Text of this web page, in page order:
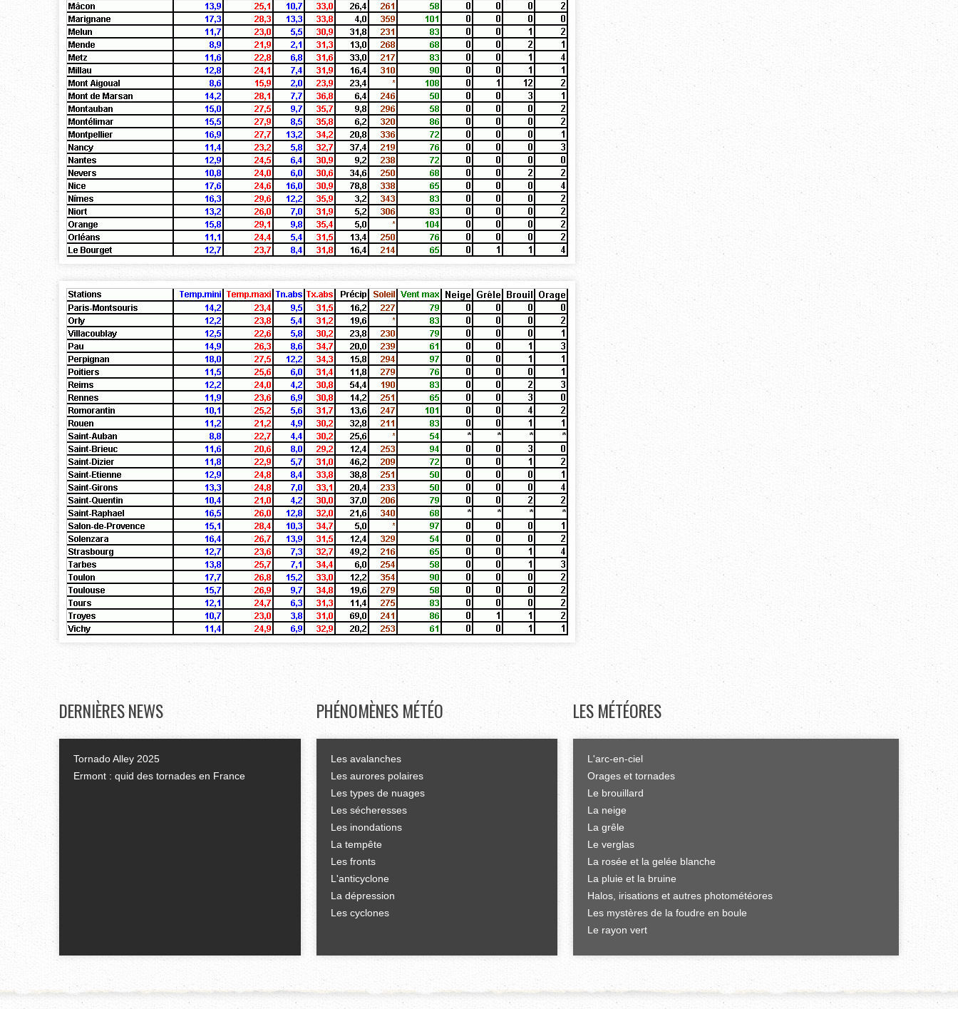
DERNIÈRESNEWS
Tornado Alley 2025
Ermont : quid des tornades en France
PHÉNOMÈNES MÉTÉO
Les avalanches
Les aurores polaires
Les types de nuages
Les sécheresses
Les inondations
La tempête
Les fronts
L'anticyclone
La dépression
Les cyclones
LES MÉTÉORES
L'arc-en-ciel
Orages et tornades
Le brouillard
La neige
La grêle
Le verglas
La rosée et la gelée blanche
La pluie et la bruine
Halos, irisations et autres photométéores
Les mystères de la foudre en boule
Le rayon vert